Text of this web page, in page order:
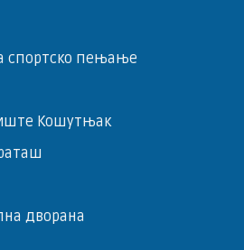
спортско пењање
Кошутњак
дворана